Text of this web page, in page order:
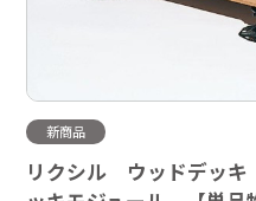
新商品
リクシル ウッドデッ